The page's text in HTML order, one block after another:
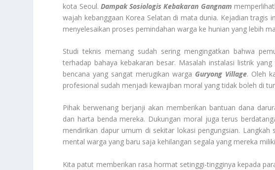
kota Seoul. Dampak Sosiologis Kebakaran Gangnam
wajah kebanggaan Korea Selatan di mata dunia. Kejadian tragis
menyelesaikan proses pemindahan warga ke hunian yang lebih
Studi teknis memang sudah sering mengingatkan bahwa
terhadap bahaya kebakaran besar. Masalah instalasi listrik
bencana yang sangat merugikan warga Guryong Village. Oleh
profesional sudah menjadi kewajiban moral yang tidak boleh di
Pihak berwenang berjanji akan memberikan bantuan dana
dan harta benda mereka. Dukungan moral juga terus
mendirikan dapur umum di sekitar lokasi pengungsian.
mental warga yang baru saja kehilangan segala yang mereka
Kita patut memberikan rasa hormat setinggi-tingginya kepada